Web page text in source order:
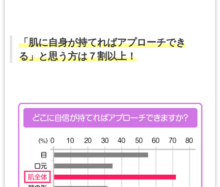
「肌に自身が持てればアプローチでき
る」と思う方は７割以上！